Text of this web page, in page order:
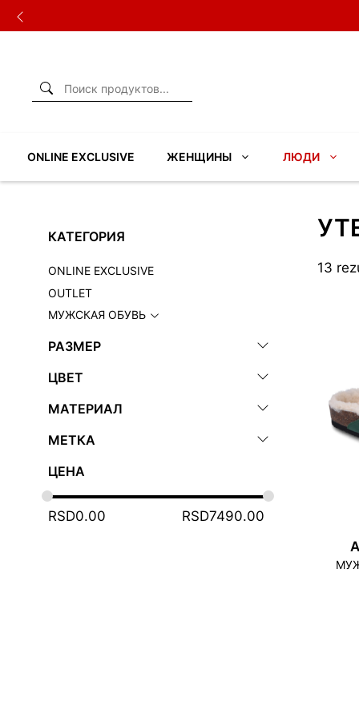
Перейти
к
ONLINE EXCLUSIVE ЖЕНЩИНЫ ЛЮДИ
13
КАТЕГОРИЯ
ONLINE EXCLUSIVE
OUTLET
МУЖСКАЯ ОБУВЬ
РАЗМЕР
ЦВЕТ
МАТЕРИАЛ
МЕТКА
ЦЕНА
RSD0.00 RSD7490.00